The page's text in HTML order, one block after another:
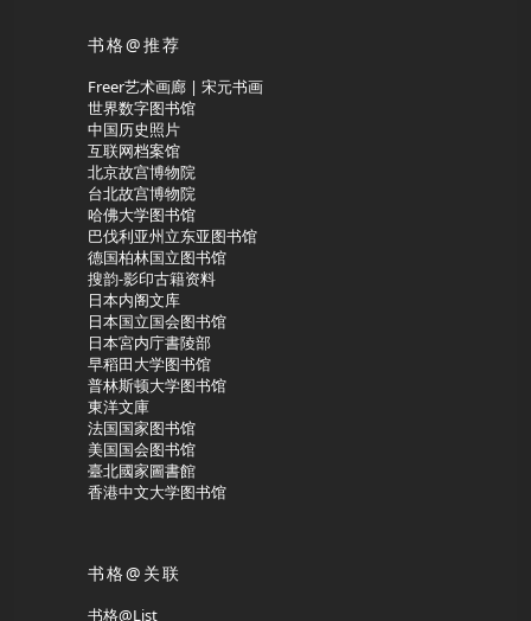
书格@推荐
Freer艺术画廊 | 宋元书画
世界数字图书馆
中国历史照片
互联网档案馆
北京故宫博物院
台北故宫博物院
哈佛大学图书馆
巴伐利亚州立东亚图书馆
德国柏林国立图书馆
搜韵-影印古籍资料
日本内阁文库
日本国立国会图书馆
日本宮内庁書陵部
早稻田大学图书馆
普林斯顿大学图书馆
東洋文庫
法国国家图书馆
美国国会图书馆
臺北國家圖書館
香港中文大学图书馆
书格@关联
书格@List